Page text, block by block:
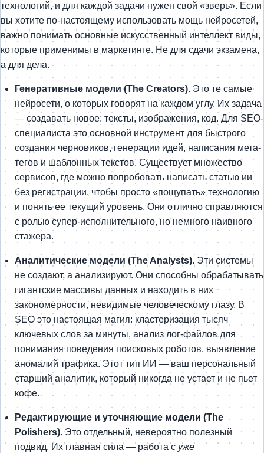
технологий, и для каждой задачи нужен свой «зверь». Если
вы хотите по-настоящему использовать мощь нейросетей,
важно понимать основные искусственный интеллект виды,
которые применимы в маркетинге. Не для сдачи экзамена,
а для дела.
Генеративные модели (The Creators). Это те самые
нейросети, о которых говорят на каждом углу. Их задача
— создавать новое: тексты, изображения, код. Для SEO-
специалиста это основной инструмент для быстрого
создания черновиков, генерации идей, написания мета-
тегов и шаблонных текстов. Существует множество
сервисов, где можно попробовать написать статью ии
без регистрации, чтобы просто «пощупать» технологию
и понять ее текущий уровень. Они отлично справляются
с ролью супер-исполнительного, но немного наивного
стажера.
Аналитические модели (The Analysts). Эти системы
не создают, а анализируют. Они способны обрабатывать
гигантские массивы данных и находить в них
закономерности, невидимые человеческому глазу. В
SEO это настоящая магия: кластеризация тысяч
ключевых слов за минуты, анализ лог-файлов для
понимания поведения поисковых роботов, выявление
аномалий трафика. Этот тип ИИ — ваш персональный
старший аналитик, который никогда не устает и не пьет
кофе.
Редактирующие и уточняющие модели (The
Polishers).Это отдельный, невероятно полезный
подвид. Их главная сила — работа с уже